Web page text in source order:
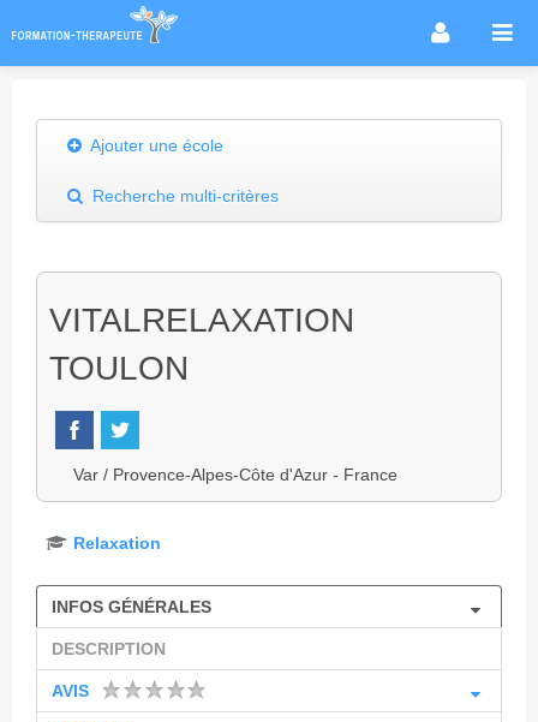
Infos métier
Annuaire des praticiens
Agenda & Actualités
Ajouter une école
Recherche multi-critères
VITALRELAXATION
TOULON
Var / Provence-Alpes-Côte d'Azur - France
Relaxation
INFOS GÉNÉRALES
DESCRIPTION
AVIS